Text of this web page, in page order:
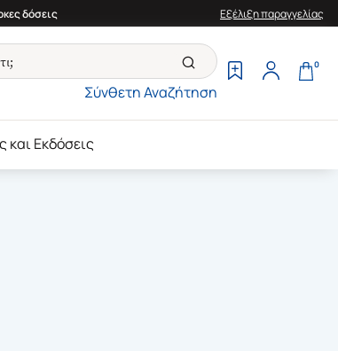
δόσεις Εξέλιξη παραγγελίας
Σύνθετη Αναζήτηση
0
και Εκδόσεις